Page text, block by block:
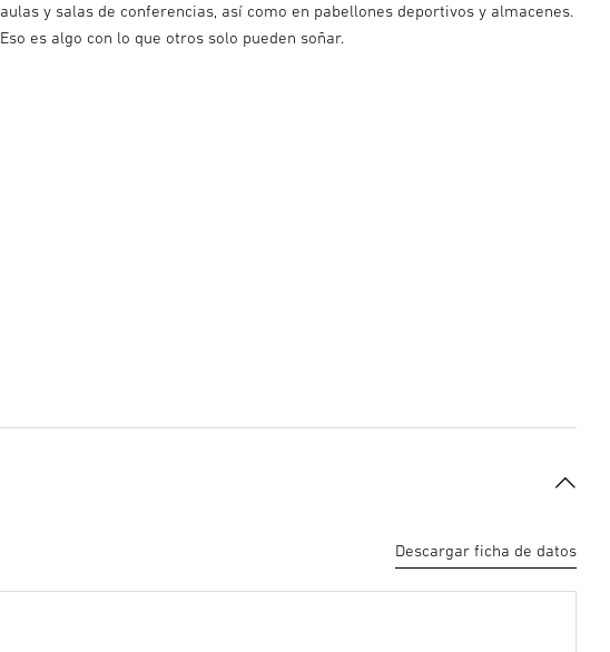
aulas y salas de conferencias, así como en pabellones deportivos y almacenes.
Eso es algo con lo que otros solo pueden soñar.
Descargar ficha de datos